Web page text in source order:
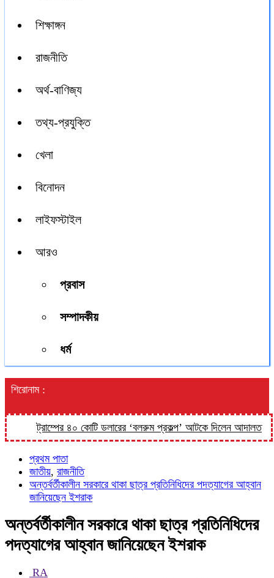
শিক্ষাঙ্গন
রাজনীতি
অর্থ-বাণিজ্য
তথ্য-প্রযুক্তি
খেলা
বিনোদন
লাইফস্টাইল
আরও
প্রবাস
সম্পাদকীয়
ধর্ম
শিরোনাম :
ট্রাম্পের ৪০ কোটি ডলারের ‘বলরুম প্রকল্প’ আটকে দিলেন আদালত
প্রথম পাতা
জাতীয়, রাজনীতি
অন্তর্বর্তীকালীন সরকারে থাকা ছাত্র প্রতিনিধিদের পদত্যাগের আহ্বান
জানিয়েছেন ইশরাক
অন্তর্বর্তীকালীন সরকারে থাকা ছাত্র প্রতিনিধিদের
পদত্যাগের আহ্বান জানিয়েছেন ইশরাক
RA